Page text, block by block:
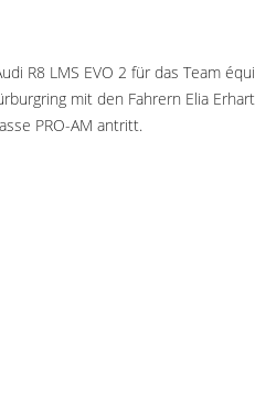
R8 LMS EVO 2 für das Team
mit den Fahrern Elia
PRO-AM antritt.